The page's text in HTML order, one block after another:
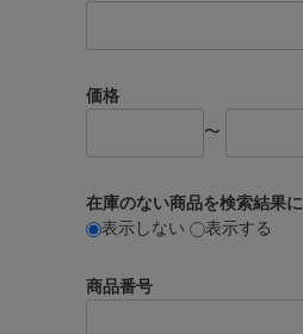
価格
〜
在庫のない商品を検索結果に
表示しない
表示する
商品番号